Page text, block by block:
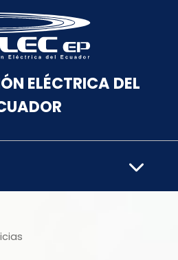
herramientas
ELÉCTRICA DEL